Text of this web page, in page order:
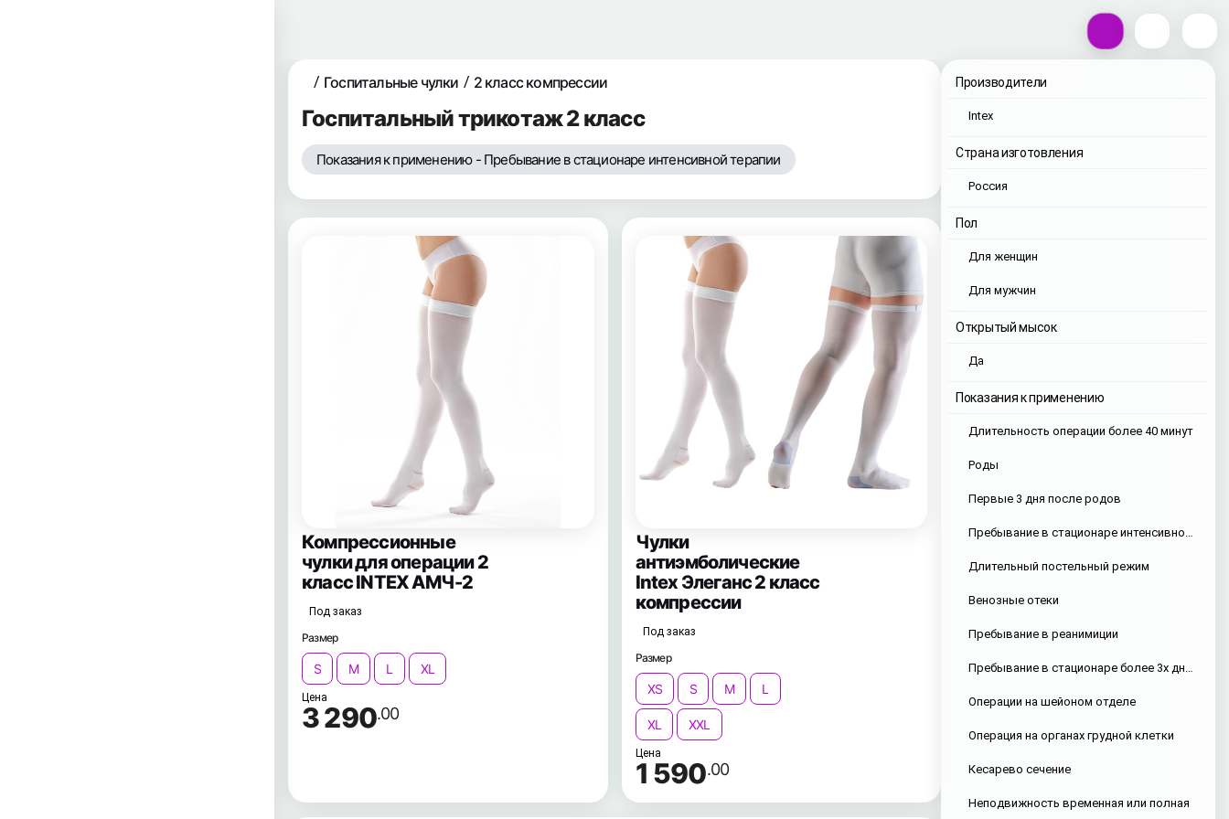
Производители
Intex
Страна изготовления
Россия
Пол
Для женщин
Для мужчин
Открытый мысок
Да
Показания к применению
Длительность операции более 40 минут
Роды
Первые 3 дня после родов
Пребывание в стационаре интенсивной терапии
Длительный постельный режим
Венозные отеки
Пребывание в реанимиции
Пребывание в стационаре более 3х дней подряд
Операции на шейоном отделе
Операция на органах грудной клетки
Кесарево сечение
Неподвижность временная или полная
Госпитальные чулки 2 класс компрессии
Госпитальный трикотаж 2 класс
Показания к применению - Пребывание в стационаре интенсивной терапии
Компрессионные
чулки для операции 2
класс INTEX АМЧ-2
Под заказ
Размер
S M L XL
Цена
3 290.00
Чулки
антиэмболические
Intex Элеганс 2 класс
компрессии
Под заказ
Размер
XS S M L
XL XXL
Цена
1 590.00